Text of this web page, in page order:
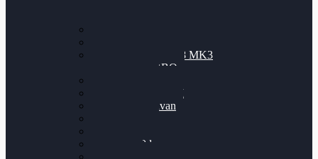
Nissan GT-R35 3.8 MK3
V6 TWINTURBO
VW Passat 2.0TDI
VW T6 Multivan
BMW 120d